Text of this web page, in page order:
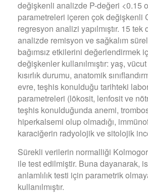
değişkenli analizde P-değeri <0.15
parametreleri içeren çok değişkenli
regresyon analizi yapılmıştır. 15 tek
analizde remisyon ve sağkalım
bağımsız etkilerini değerlendirmek
değişkenler kullanılmıştır: yaş, vücut
kısırlık durumu, anatomik
evre, teşhis konulduğu tarihteki
parametreleri (lökosit, lenfosit ve
teşhis konulduğunda anemi,
hiperkalsemi olup olmadığı,
karaciğerin radyolojik ve sitolojik
Sürekli verilerin normalliği
ile test edilmiştir. Buna dayanarak,
anlamlılık testi için parametrik
kullanılmıştır.